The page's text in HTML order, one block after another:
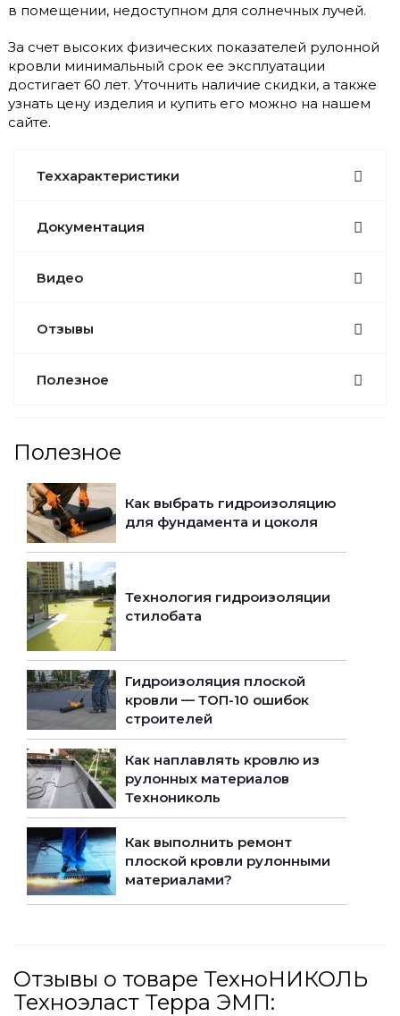
в помещении, недоступном для солнечных лучей.
За счет высоких физических показателей рулонной
кровли минимальный срок ее эксплуатации
достигает 60 лет. Уточнить наличие скидки, а также
узнать цену изделия и купить его можно на нашем
сайте.
Теххарактеристики
Документация
Видео
Отзывы
Полезное
Полезное
Как выбрать гидроизоляцию
для фундамента и цоколя
Технология гидроизоляции
стилобата
Гидроизоляция плоской
кровли — ТОП-10 ошибок
строителей
Как наплавлять кровлю из
рулонных материалов
Технониколь
Как выполнить ремонт
плоской кровли рулонными
материалами?
Отзывы о товаре ТехноНИКОЛЬ
Техноэласт Терра ЭМП: